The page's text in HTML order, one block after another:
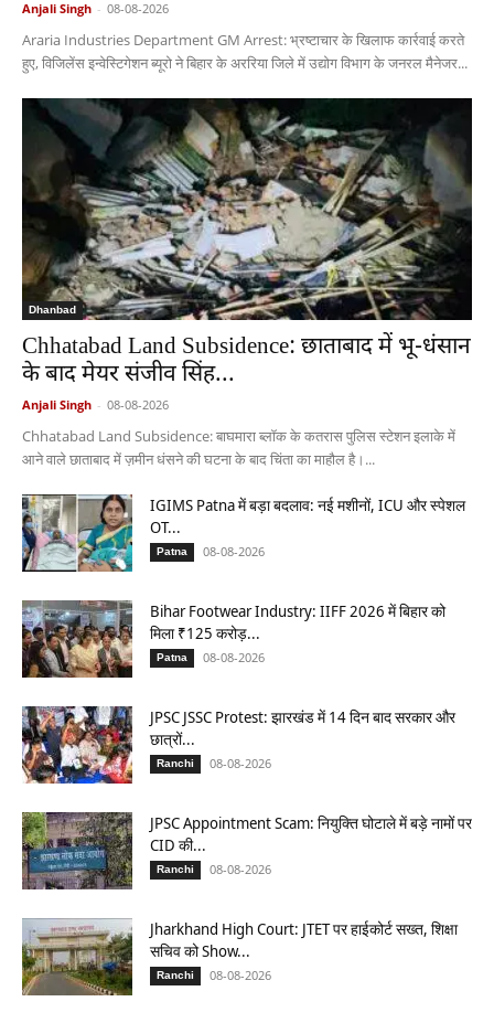
Anjali Singh - 08-08-2026
Araria Industries Department GM Arrest: भ्रष्टाचार के खिलाफ कार्रवाई करते
हुए, विजिलेंस इन्वेस्टिगेशन ब्यूरो ने बिहार के अररिया जिले में उद्योग विभाग के जनरल मैनेजर...
Dhanbad
Chhatabad Land Subsidence: छाताबाद में भू-धंसान
के बाद मेयर संजीव सिंह...
Anjali Singh - 08-08-2026
Chhatabad Land Subsidence: बाघमारा ब्लॉक के कतरास पुलिस स्टेशन इलाके में
आने वाले छाताबाद में ज़मीन धंसने की घटना के बाद चिंता का माहौल है।...
IGIMS Patna में बड़ा बदलाव: नई मशीनों, ICU और स्पेशल
OT...
Patna 08-08-2026
Bihar Footwear Industry: IIFF 2026 में बिहार को
मिला ₹125 करोड़...
Patna 08-08-2026
JPSC JSSC Protest: झारखंड में 14 दिन बाद सरकार और
छात्रों...
Ranchi 08-08-2026
JPSC Appointment Scam: नियुक्ति घोटाले में बड़े नामों पर
CID की...
Ranchi 08-08-2026
Jharkhand High Court: JTET पर हाईकोर्ट सख्त, शिक्षा
सचिव को Show...
Ranchi 08-08-2026